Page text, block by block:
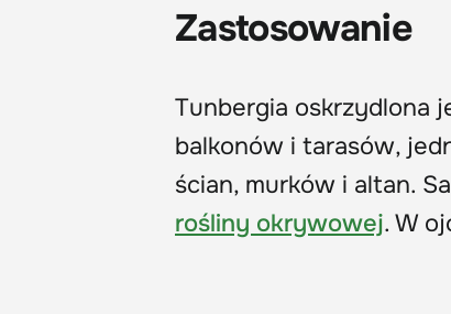
Zastosowanie
Tunbergia oskrzydlona
balkonów i tarasów,
ścian, murków i altan.
rośliny okrywowej. W